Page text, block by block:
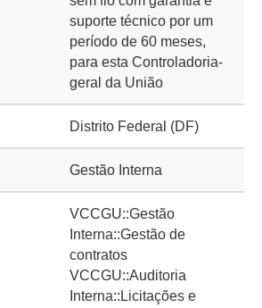
suporte técnico por um
período de 60 meses,
para esta Controladoria-
geral da União
Distrito Federal (DF)
Gestão Interna
VCCGU::Gestão
Interna::Gestão de
contratos
VCCGU::Auditoria
Interna::Licitações e